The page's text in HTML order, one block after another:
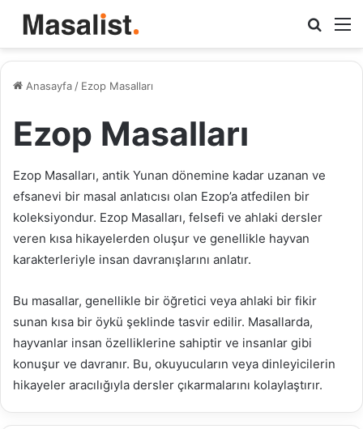
Arama
yap
Anasayfa / Ezop Masalları
Ezop Masalları
Ezop Masalları, antik Yunan dönemine kadar uzanan ve
efsanevi bir masal anlatıcısı olan Ezop’a atfedilen bir
koleksiyondur. Ezop Masalları, felsefi ve ahlaki dersler
veren kısa hikayelerden oluşur ve genellikle hayvan
karakterleriyle insan davranışlarını anlatır.
Bu masallar, genellikle bir öğretici veya ahlaki bir fikir
sunan kısa bir öykü şeklinde tasvir edilir. Masallarda,
hayvanlar insan özelliklerine sahiptir ve insanlar gibi
konuşur ve davranır. Bu, okuyucuların veya dinleyicilerin
hikayeler aracılığıyla dersler çıkarmalarını kolaylaştırır.